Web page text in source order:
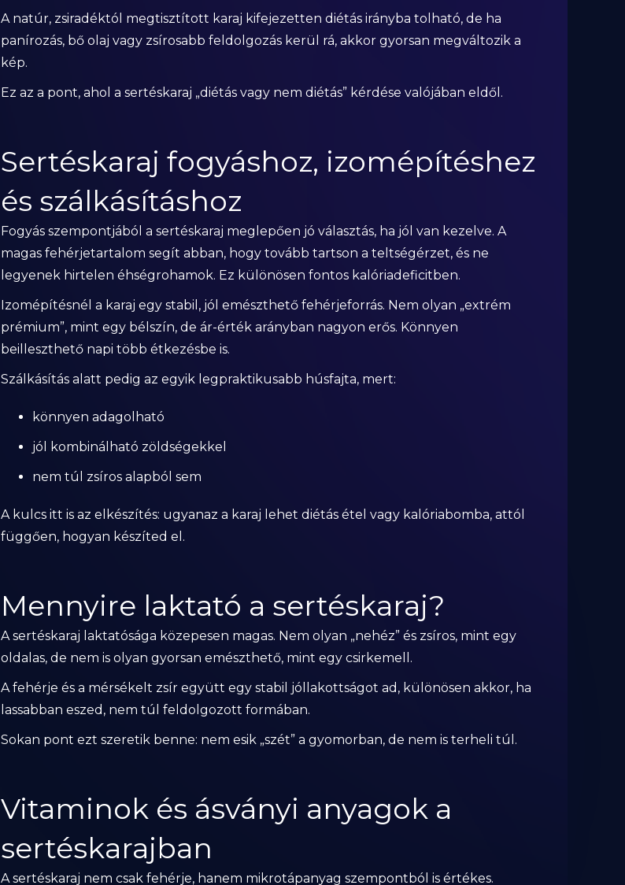
A natúr, zsiradéktól megtisztított karaj kifejezetten diétás irányba tolható, de ha
panírozás, bő olaj vagy zsírosabb feldolgozás kerül rá, akkor gyorsan megváltozik a
kép.
Ez az a pont, ahol a sertéskaraj „diétás vagy nem diétás” kérdése valójában eldől.
Sertéskaraj fogyáshoz, izomépítéshez
és szálkásításhoz
Fogyás szempontjából a sertéskaraj meglepően jó választás, ha jól van kezelve. A
magas fehérjetartalom segít abban, hogy tovább tartson a teltségérzet, és ne
legyenek hirtelen éhségrohamok. Ez különösen fontos kalóriadeficitben.
Izomépítésnél a karaj egy stabil, jól emészthető fehérjeforrás. Nem olyan „extrém
prémium”, mint egy bélszín, de ár-érték arányban nagyon erős. Könnyen
beilleszthető napi több étkezésbe is.
Szálkásítás alatt pedig az egyik legpraktikusabb húsfajta, mert:
könnyen adagolható
jól kombinálható zöldségekkel
nem túl zsíros alapból sem
A kulcs itt is az elkészítés: ugyanaz a karaj lehet diétás étel vagy kalóriabomba, attól
függően, hogyan készíted el.
Mennyire laktató a sertéskaraj?
A sertéskaraj laktatósága közepesen magas. Nem olyan „nehéz” és zsíros, mint egy
oldalas, de nem is olyan gyorsan emészthető, mint egy csirkemell.
A fehérje és a mérsékelt zsír együtt egy stabil jóllakottságot ad, különösen akkor, ha
lassabban eszed, nem túl feldolgozott formában.
Sokan pont ezt szeretik benne: nem esik „szét” a gyomorban, de nem is terheli túl.
Vitaminok és ásványi anyagok a
sertéskarajban
A sertéskaraj nem csak fehérje, hanem mikrotápanyag szempontból is értékes.